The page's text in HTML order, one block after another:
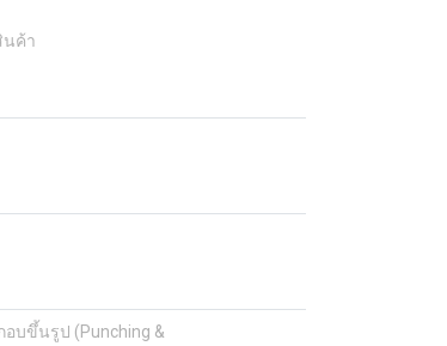
นค้า
บขึ้นรูป (Punching &